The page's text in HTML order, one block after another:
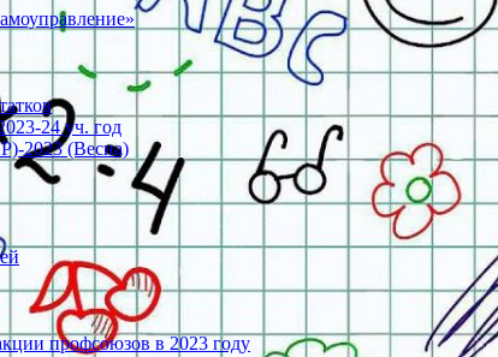
24 уч. год
2023 (Весна)
профсоюзов в 2023 году